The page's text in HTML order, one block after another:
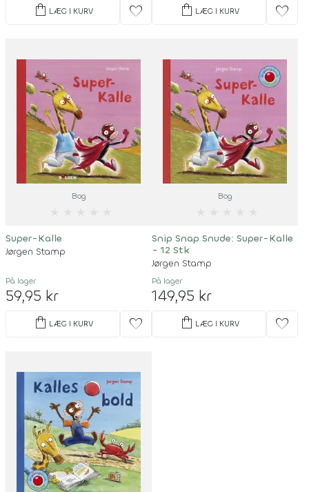
shopping_bag LÆG I KURV favorite shopping_bag LÆG I KURV favorite
Bog
Super-Kalle
Jørgen Stamp
På lager
59,95 kr
shopping_bag LÆG I KURV favorite
Bog
Snip Snap Snude: Super-Kalle
- 12 Stk
Jørgen Stamp
På lager
149,95 kr
shopping_bag LÆG I KURV favorite